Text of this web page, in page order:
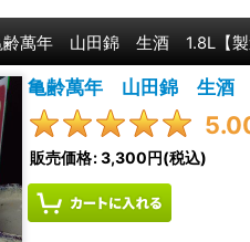
齢萬年 山田錦 生酒 1.8L【製
亀齢萬年 山田錦 生酒
販売価格:3,300円(税込)